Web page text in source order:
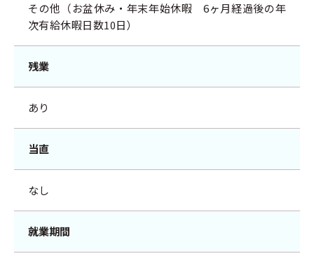
その他（お盆休み・年末年始休暇 6ヶ月経過後の年
次有給休暇日数10日）
残業
あり
当直
なし
就業期間